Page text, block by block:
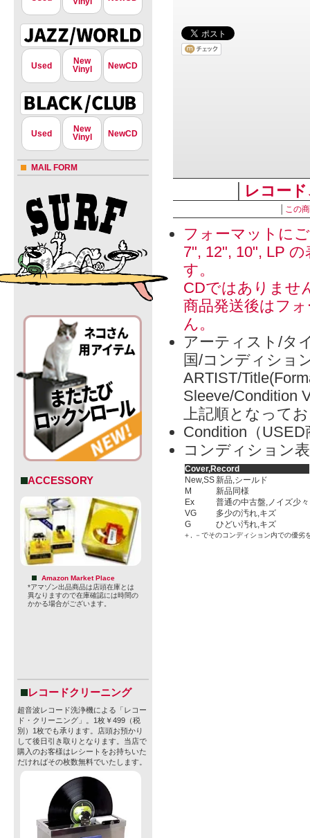
Used
New
Vinyl
NewCD
Used
New
Vinyl
NewCD
MAIL FORM
ACCESSORY
Amazon Market Place
*アマゾン出品商品は店頭在庫とは
異なりますので在庫確認には時間の
かかる場合がございます。
レコードクリーニング
超音波レコード洗浄機による「レコー
ド・クリーニング」。1枚￥499（税
別）1枚でも承ります。店頭お預かり
して後日引き取りとなります。当店で
購入のお客様はレシートをお持ちいた
だければその枚数無料でいたします。
レコー
この
フォーマットに
7", 12", 10", LP
す。
CDではありませ
商品発送後はフ
ん。
アーティスト/タ
国/コンディショ
ARTIST/
Sleeve/Condition
上記順となって
Condition（
コンディション
Cover,Record
New,SS新品,シールド
M
新品同様
Ex
普通の中古盤,ノイズ少々
VG
多少の汚れ,キズ
G
ひどい汚れ,キズ
＋, －でそのコンディション内での優劣